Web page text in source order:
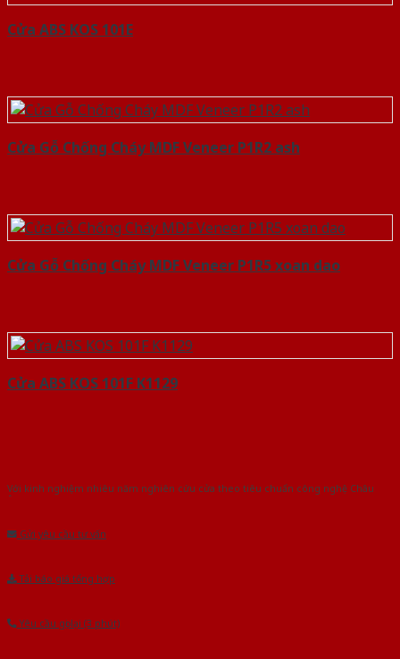
Cửa ABS KOS 101E
Cửa Gỗ Chống Cháy MDF Veneer P1R2 ash
Cửa Gỗ Chống Cháy MDF Veneer P1R5 xoan dao
Cửa ABS KOS 101F K1129
Với kinh nghiệm nhiêu năm nghiên cứu cửa theo tiêu chuẩn công nghệ Châu
Gửi yêu cầu tư vấn
Tải báo giá tổng hợp
Yêu cầu gọi lại (3 phút)